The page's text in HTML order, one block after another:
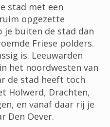
stad met een
opgezette
je buiten de stad dan
Friese polders.
is. Leeuwarden
het noordwesten van
de stad heeft toch
Holwerd, Drachten,
en vanaf daar rij je
Den Oever.